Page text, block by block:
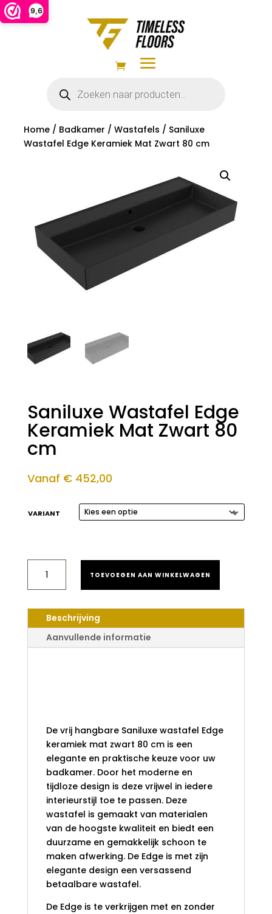
9,6
zoeken
Home/ Badkamer / Wastafels / Saniluxe
Wastafel Edge Keramiek Mat Zwart 80 cm
Saniluxe Wastafel Edge
Keramiek Mat Zwart 80
cm
Vanaf €452,00
VARIANT
WASTAFEL
EDGE
MAT
ZWART
CM
TOEVOEGEN AAN WINKELWAGEN
Beschrijving
Aanvullende informatie
De vrij hangbare Saniluxe wastafel Edge
keramiek mat zwart 80 cm is een
elegante en praktische keuze voor uw
badkamer. Door het moderne en
tijdloze design is deze vrijwel in iedere
interieurstijl toe te passen. Deze
wastafel is gemaakt van materialen
van de hoogste kwaliteit en biedt een
duurzame en gemakkelijk schoon te
maken afwerking. De Edge is met zijn
elegante design een versassend
betaalbare wastafel.
De Edge is te verkrijgen met en zonder